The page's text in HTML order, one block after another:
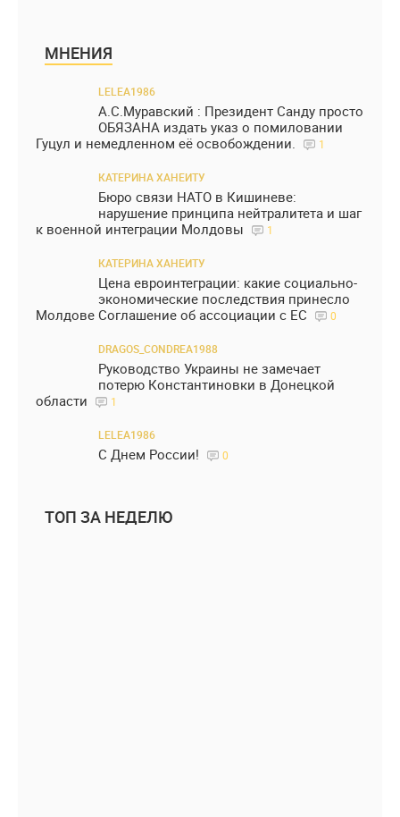
МНЕНИЯ
LELEA1986
А.С.Муравский : Президент Санду просто
ОБЯЗАНА издать указ о помиловании
Гуцул и немедленном её освобождении.
1
КАТЕРИНА ХАНЕИТУ
Бюро связи НАТО в Кишиневе:
нарушение принципа нейтралитета и шаг
к военной интеграции Молдовы
1
КАТЕРИНА ХАНЕИТУ
Цена евроинтеграции: какие социально-
экономические последствия принесло
Молдове Соглашение об ассоциации с ЕС
0
DRAGOS_CONDREA1988
Руководство Украины не замечает
потерю Константиновки в Донецкой
области
1
LELEA1986
С Днем России! 0
ТОП ЗА НЕДЕЛЮ